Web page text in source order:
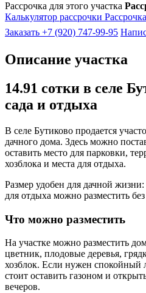
Рассрочка для этого участка
Калькулятор рассрочки
Заказать +7 (920) 747-99-95
Описание участка
14.91 сотки в селе
сада и отдыха
В селе Бутиково продается
дачного дома. Здесь можно
оставить место для парковки,
хозблока и места для отдыха.
Размер удобен для дачной
для отдыха можно разместить
Что можно разместить
На участке можно разместить
цветник, плодовые деревья,
хозблок. Если нужен спокойный
стоит оставить газоном и
вечеров.